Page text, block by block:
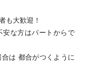
も大歓迎！
な方はパートからで
は 都合がつくように